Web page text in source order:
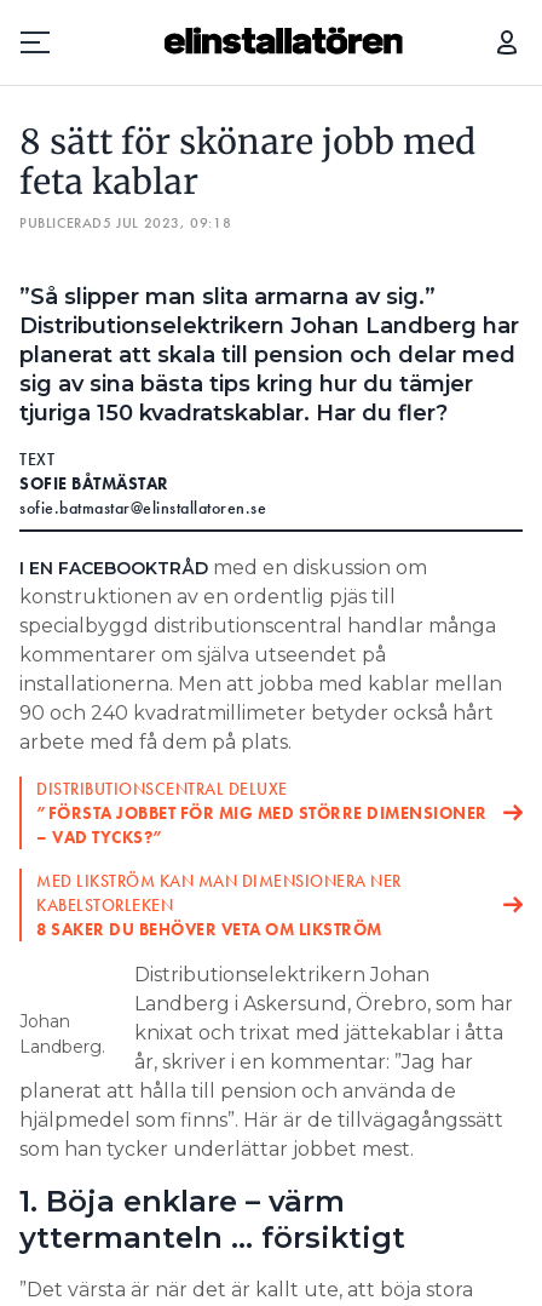
Prenumerera
Hantera prenumeration
Lediga jobb
Annonsera
Läs E-tidningen
Om tidningen
Kontakt
Personuppgifter
Search for:
SEARCH
8 sätt för skönare jobb med
feta kablar
PUBLICERAD5 JUL 2023, 09:18
”Så slipper man slita armarna av sig.”
Distributionselektrikern Johan Landberg har
planerat att skala till pension och delar med
sig av sina bästa tips kring hur du tämjer
tjuriga 150 kvadratskablar. Har du fler?
TEXT
SOFIE BÅTMÄSTAR
sofie.batmastar@elinstallatoren.se
I EN FACEBOOKTRÅD med en diskussion om
konstruktionen av en ordentlig pjäs till
specialbyggd distributionscentral handlar många
kommentarer om själva utseendet på
installationerna. Men att jobba med kablar mellan
90 och 240 kvadratmillimeter betyder också hårt
arbete med få dem på plats.
DISTRIBUTIONSCENTRAL DELUXE
”FÖRSTA JOBBET FÖR MIG MED STÖRRE DIMENSIONER
– VAD TYCKS?”
MED LIKSTRÖM KAN MAN DIMENSIONERA NER
KABELSTORLEKEN
8 SAKER DU BEHÖVER VETA OM LIKSTRÖM
Johan
Landberg.
Distributionselektrikern Johan
Landberg i Askersund, Örebro, som har
knixat och trixat med jättekablar i åtta
år, skriver i en kommentar: ”Jag har
planerat att hålla till pension och använda de
hjälpmedel som finns”. Här är de tillvägagångssätt
som han tycker underlättar jobbet mest.
1. Böja enklare – värm
yttermanteln … försiktigt
”Det värsta är när det är kallt ute, att böja stora
8 SÄTT FÖR SKÖNARE JOBB MED FETA KABLAR